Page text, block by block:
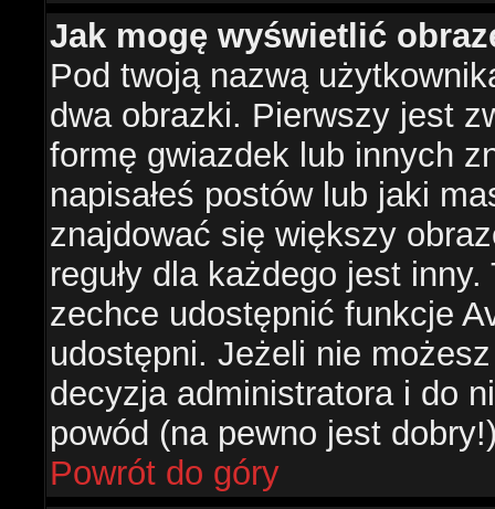
Jak mogę wyświetlić
Pod twoją nazwą
dwa obrazki. Pierwszy jest
formę gwiazdek lub innych
napisałeś postów lub jaki
znajdować się większy
reguły dla każdego jest
zechce udostępnić funkcje
udostępni. Jeżeli nie
decyzja administratora i do
powód (na pewno jest
Powrót do góry